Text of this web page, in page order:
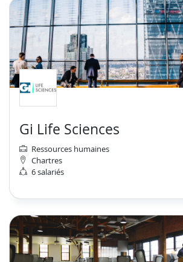
Gi Life Sciences
Ressources humaines
Chartres
6 salariés